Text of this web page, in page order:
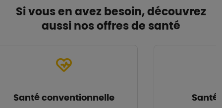
Si vous en avez besoin, découvrez
aussi nos offres de santé
Santé conventionnelle Santé